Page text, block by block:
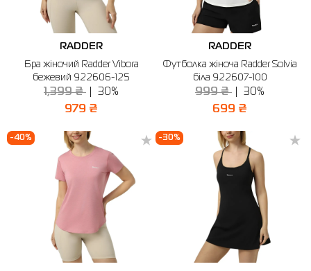
RADDER
Бра жіночий Radder Vibora
бежевий 922606-125
1,399 ₴ 30%
979 ₴
RADDER
Футболка жіноча Radder Solvia
біла 922607-100
999 ₴ 30%
699 ₴
-40% -30%